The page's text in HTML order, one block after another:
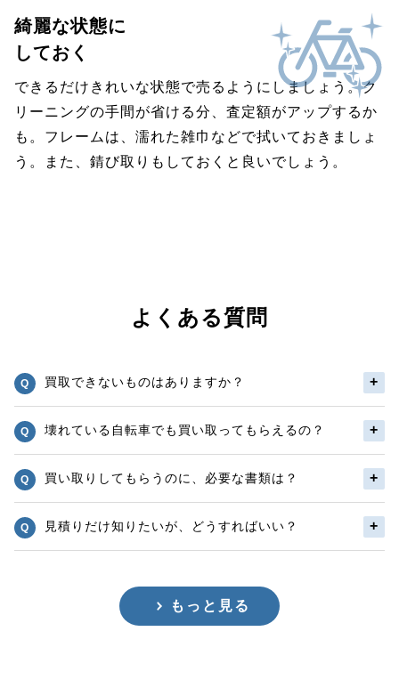
綺麗な状態に
しておく
できるだけきれいな状態で売るようにしましょう。ク
リーニングの手間が省ける分、査定額がアップするか
も。フレームは、濡れた雑巾などで拭いておきましょ
う。また、錆び取りもしておくと良いでしょう。
よくある質問
買取できないものはありますか？
壊れている自転車でも買い取ってもらえるの？
買い取りしてもらうのに、必要な書類は？
見積りだけ知りたいが、どうすればいい？
もっと見る